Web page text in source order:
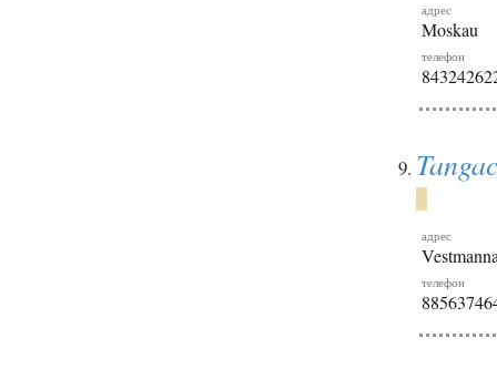
адрес
Moskau
телефон
адрес
телефон